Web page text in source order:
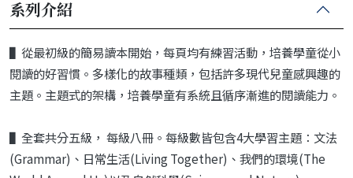
系列介紹
▌從最初級的簡易讀本開始，每頁均有練習活動，培養學童從小
閱讀的好習慣。多樣化的故事種類，包括許多現代兒童感興趣的
主題。主題式的架構，培養學童有系統且循序漸進的閱讀能力。
▌全套共分五級， 每級八冊。每級數皆包含4大學習主題：文法
(Grammar)、日常生活(Living Together)、我們的環境(The